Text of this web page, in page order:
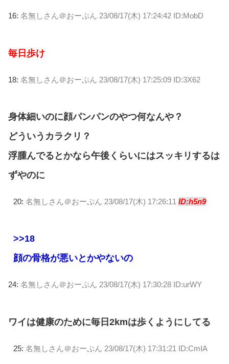
16: 名無しさん＠おーぷん 23/08/17(木) 17:24:42 ID:MobD
毎日歩け
18: 名無しさん＠おーぷん 23/08/17(木) 17:25:09 ID:3X62
身体細いのに顔パンパンのやつ何なんや？
どういうカラクリ？
浮腫んでるとかなら午後くらいにはスッキリするは
ずやのに
20: 名無しさん＠おーぷん 23/08/17(木) 17:26:11 ID:h5n9
>>18
顔の骨格が悪いとかやないの
24: 名無しさん＠おーぷん 23/08/17(木) 17:30:28 ID:urWY
ワイは健康のために毎日2kmは歩くようにしてる
25: 名無しさん＠おーぷん 23/08/17(木) 17:31:21 ID:CmIA